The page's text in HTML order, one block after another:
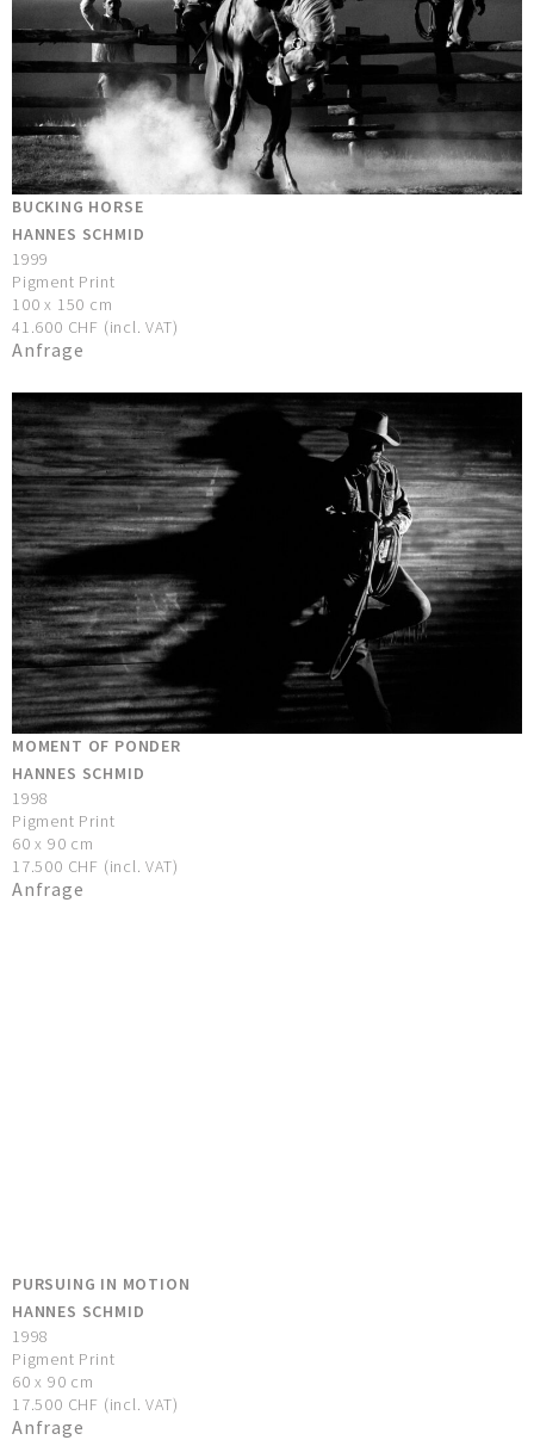
BUCKING HORSE
HANNES SCHMID
1999
Pigment Print
100 x 150 cm
41.600 CHF (incl. VAT)
Anfrage
MOMENT OF PONDER
HANNES SCHMID
1998
Pigment Print
60 x 90 cm
17.500 CHF (incl. VAT)
Anfrage
PURSUING IN MOTION
HANNES SCHMID
1998
Pigment Print
60 x 90 cm
17.500 CHF (incl. VAT)
Anfrage